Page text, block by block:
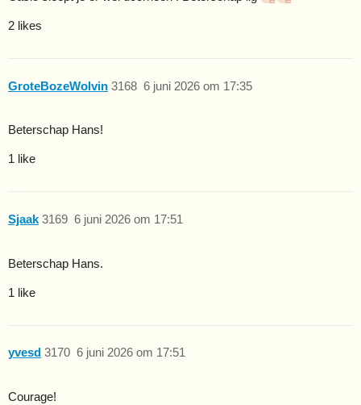
2 likes
GroteBozeWolvin 6 juni 2026 om 17:35
3168
Beterschap Hans!
1 like
Sjaak 6 juni 2026 om 17:51
3169
Beterschap Hans.
1 like
yvesd 6 juni 2026 om 17:51
3170
Courage!